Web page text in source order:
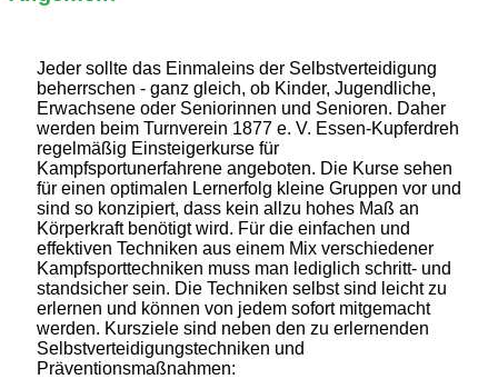
Jeder sollte das Einmaleins der Selbstverteidigung
beherrschen - ganz gleich, ob Kinder, Jugendliche,
Erwachsene oder Seniorinnen und Senioren. Daher
werden beim Turnverein 1877 e. V. Essen-Kupferdreh
regelmäßig Einsteigerkurse für
Kampfsportunerfahrene angeboten. Die Kurse sehen
für einen optimalen Lernerfolg kleine Gruppen vor und
sind so konzipiert, dass kein allzu hohes Maß an
Körperkraft benötigt wird. Für die einfachen und
effektiven Techniken aus einem Mix verschiedener
Kampfsporttechniken muss man lediglich schritt- und
standsicher sein. Die Techniken selbst sind leicht zu
erlernen und können von jedem sofort mitgemacht
werden. Kursziele sind neben den zu erlernenden
Selbstverteidigungstechniken und
Präventionsmaßnahmen: